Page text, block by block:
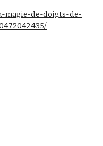
magie-de-doigts-de-